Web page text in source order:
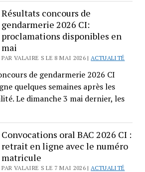
Résultats concours de
gendarmerie 2026 CI:
proclamations disponibles en
mai
PAR VALAIRE S LE 8 MAI 2026 | ACTUALITÉ
de gendarmerie 2026 CI
quelques semaines après les
Le dimanche 3 mai dernier, les
Convocations oral BAC 2026 CI :
retrait en ligne avec le numéro
matricule
PAR VALAIRE S LE 7 MAI 2026 | ACTUALITÉ